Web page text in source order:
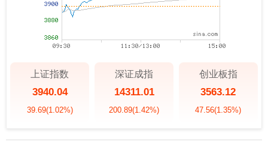
上证指数
3940.04
39.69(1.02%)
深证成指
14311.01
200.89(1.42%)
创业板指
3563.12
47.56(1.35%)